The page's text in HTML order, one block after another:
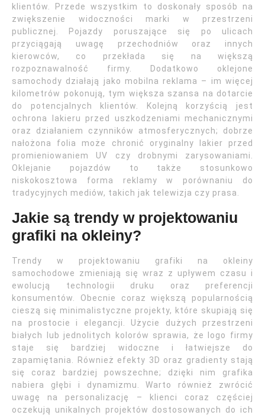
klientów. Przede wszystkim to doskonały sposób na
zwiększenie widoczności marki w przestrzeni
publicznej. Pojazdy poruszające się po ulicach
przyciągają uwagę przechodniów oraz innych
kierowców, co przekłada się na większą
rozpoznawalność firmy. Dodatkowo oklejone
samochody działają jako mobilna reklama – im więcej
kilometrów pokonują, tym większa szansa na dotarcie
do potencjalnych klientów. Kolejną korzyścią jest
ochrona lakieru przed uszkodzeniami mechanicznymi
oraz działaniem czynników atmosferycznych; dobrze
nałożona folia może chronić oryginalny lakier przed
promieniowaniem UV czy drobnymi zarysowaniami.
Oklejanie pojazdów to także stosunkowo
niskokosztowa forma reklamy w porównaniu do
tradycyjnych mediów, takich jak telewizja czy prasa.
Jakie są trendy w projektowaniu
grafiki na okleiny?
Trendy w projektowaniu grafiki na okleiny
samochodowe zmieniają się wraz z upływem czasu i
ewolucją technologii druku oraz preferencji
konsumentów. Obecnie coraz większą popularnością
cieszą się minimalistyczne projekty, które skupiają się
na prostocie i elegancji. Użycie dużych przestrzeni
białych lub jednolitych kolorów sprawia, że logo firmy
staje się bardziej widoczne i łatwiejsze do
zapamiętania. Również efekty 3D oraz gradienty stają
się coraz bardziej powszechne; dzięki nim grafika
nabiera głębi i dynamizmu. Warto również zwrócić
uwagę na personalizację – klienci coraz częściej
oczekują unikalnych projektów dostosowanych do ich